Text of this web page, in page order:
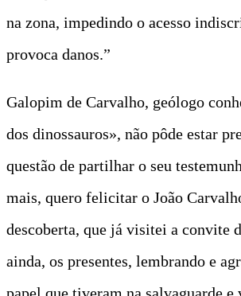
na zona, impedindo o acesso
provoca danos.”
Galopim de Carvalho, geólogo
dos dinossauros», não pôde estar
questão de partilhar o seu
mais, quero felicitar o João
descoberta, que já visitei a convite
ainda, os presentes, lembrando e